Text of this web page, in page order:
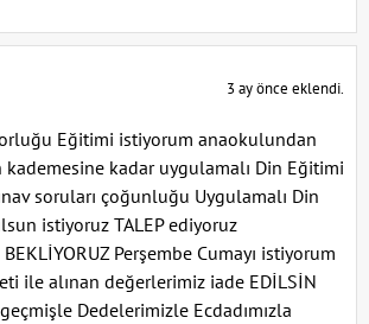
3 ay önce eklendi.
Eğitimi istiyorum anaokulundan
kadar uygulamalı Din Eğitimi
soruları çoğunluğu Uygulamalı Din
istiyoruz TALEP ediyoruz
Perşembe Cumayı istiyorum
ile alınan değerlerimiz iade EDİLSİN
Dedelerimizle Ecdadımızla